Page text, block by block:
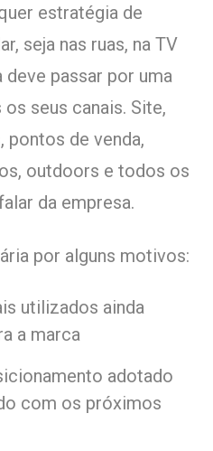
estratégia de
seja nas ruas, na TV
deve passar por uma
seus canais. Site,
pontos de venda,
outdoors e todos os
da empresa.
por alguns motivos:
utilizados ainda
a marca
adotado
com os próximos